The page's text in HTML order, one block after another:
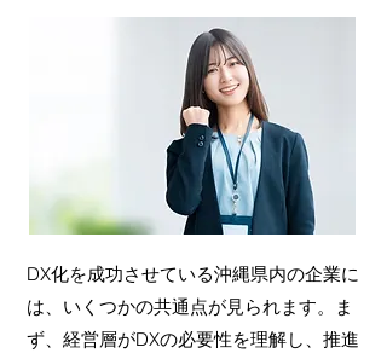
DX化を成功させている沖縄県内の企業に
は、いくつかの共通点が見られます。ま
ず、経営層がDXの必要性を理解し、推進